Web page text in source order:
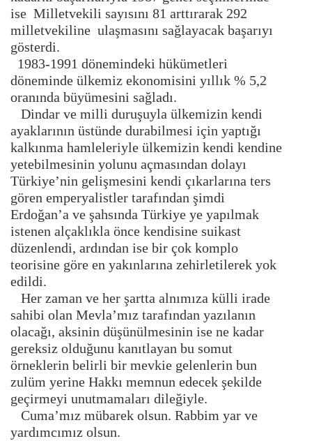
ise Milletvekili sayısını 81 arttırarak 292
milletvekiline ulaşmasını sağlayacak başarıyı
gösterdi.
1983-1991 dönemindeki hükümetleri
döneminde ülkemiz ekonomisini yıllık % 5,2
oranında büyümesini sağladı.
Dindar ve milli duruşuyla ülkemizin kendi
ayaklarının üstünde durabilmesi için yaptığı
kalkınma hamleleriyle ülkemizin kendi kendine
yetebilmesinin yolunu açmasından dolayı
Türkiye’nin gelişmesini kendi çıkarlarına ters
gören emperyalistler tarafından şimdi
Erdoğan’a ve şahsında Türkiye ye yapılmak
istenen alçaklıkla önce kendisine suikast
düzenlendi, ardından ise bir çok komplo
teorisine göre en yakınlarına zehirletilerek yok
edildi.
Her zaman ve her şartta alnımıza külli irade
sahibi olan Mevla’mız tarafından yazılanın
olacağı, aksinin düşünülmesinin ise ne kadar
gereksiz olduğunu kanıtlayan bu somut
örneklerin belirli bir mevkie gelenlerin bun
zulüm yerine Hakkı memnun edecek şekilde
geçirmeyi unutmamaları dileğiyle.
Cuma’mız mübarek olsun. Rabbim yar ve
yardımcımız olsun.